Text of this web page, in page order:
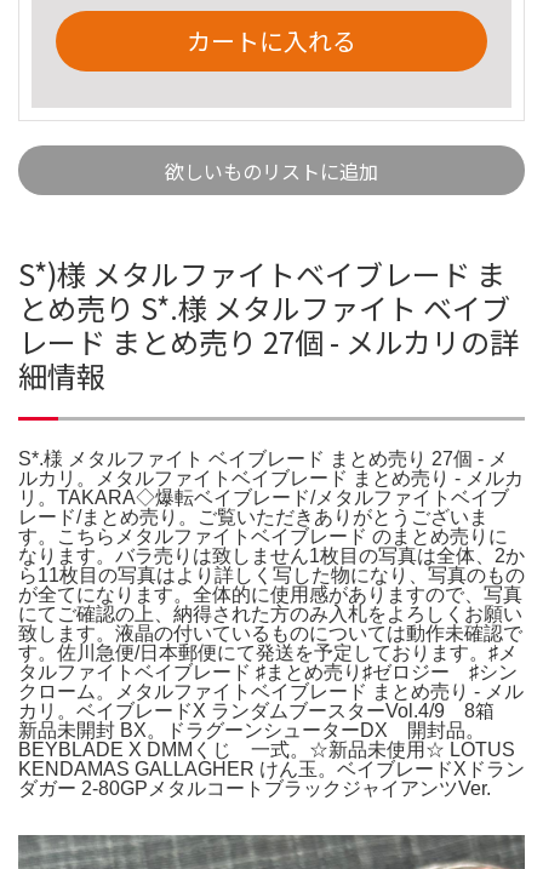
カートに入れる
欲しいものリストに追加
S*)様 メタルファイトベイブレード ま
とめ売り S*.様 メタルファイト ベイブ
レード まとめ売り 27個 - メルカリの詳
細情報
S*.様 メタルファイト ベイブレード まとめ売り 27個 - メ
ルカリ。メタルファイトベイブレード まとめ売り - メルカ
リ。TAKARA◇爆転ベイブレード/メタルファイトベイブ
レード/まとめ売り。ご覧いただきありがとうございま
す。こちらメタルファイトベイブレード のまとめ売りに
なります。バラ売りは致しません1枚目の写真は全体、2か
ら11枚目の写真はより詳しく写した物になり、写真のもの
が全てになります。全体的に使用感がありますので、写真
にてご確認の上、納得された方のみ入札をよろしくお願い
致します。液晶の付いているものについては動作未確認で
す。佐川急便/日本郵便にて発送を予定しております。♯メ
タルファイトベイブレード ♯まとめ売り♯ゼロジー ♯シン
クローム。メタルファイトベイブレード まとめ売り - メル
カリ。ベイブレードX ランダムブースターVol.4/9 8箱
新品未開封 BX。ドラグーンシューターDX 開封品。
BEYBLADE X DMMくじ 一式。☆新品未使用☆ LOTUS
KENDAMAS GALLAGHER けん玉。ベイブレードXドラン
ダガー 2-80GPメタルコートブラックジャイアンツVer.